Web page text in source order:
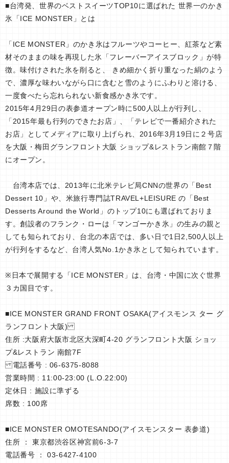
■台湾発、世界のベストスイーツTOP10に選ばれた 世界一のかき
氷「ICE MONSTER」とは
「ICE MONSTER」のかき氷はフルーツやコーヒー、紅茶など素
材そのままの味を再現した氷「フレーバーアイスブロック」が特
徴。味付けされた氷を削ると、 きめ細かく折り重なった絹のよう
で、濃厚な味わいながら口に含むと雪のようにふわりと溶ける、
一度食べたら忘れられない新食感かき氷です。
2015年4月29日の表参道オープン時に500人以上が行列し、
「2015年最も行列のできたお店」、「テレビで一番紹介された
お店」としてメディアに取り上げられ、2016年3月19日に２号店
を大阪・梅田グランフロント大阪 ショップ&レストラン南館７階
にオープン。
台湾本店では、2013年に北米テレビ局CNNの世界の「Best
Dessert 10」や、米旅行専門誌TRAVEL+LEISURE の「Best
Desserts Around the World」のトップ10にも選ばれておりま
す。創設者のフランク・ローは「マンゴーかき氷」の生みの親と
しても知られており、台北の本店では、多い日で1日2,500人以上
が行列をするなど、台湾人気No.1かき氷として知られています。
※日本で展開する「ICE MONSTER」は、台湾・中国に次ぐ世界
３カ国目です。
■ICE MONSTER GRAND FRONT OSAKA(アイスモンス ター グ
ランフロント大阪)
住所 :大阪府大阪市北区大深町4-20 グランフロント大阪 ショッ
プ&レストラン 南館7F
電話番号 : 06-6375-8088
営業時間 : 11:00-23:00 (L.O.22:00)
定休日 : 施設に準ずる
席数 : 100席
■ICE MONSTER OMOTESANDO(アイスモンスター 表参道)
住所 ： 東京都渋谷区神宮前6-3-7
電話番号 ： 03-6427-4100